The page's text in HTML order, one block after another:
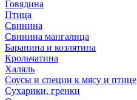
Говядина
Птица
Свинина
Свинина мангалица
Баранина и козлятина
Крольчатина
Халяль
Соусы и специи к мясу и птице
Сухарики, гренки